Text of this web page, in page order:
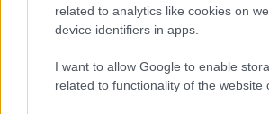
related to analytics like cookies on
device identifiers in apps.
I want to allow Google to enable
related to functionality of the website
Fotó: Alter Róbert, KecsUP Hírek
főkapitányság mint gyülekezési